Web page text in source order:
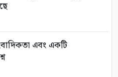
এবং একটি